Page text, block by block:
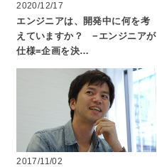
2020/12/17
エンジニアは、開発中に何を考
えていますか？ −エンジニアが
仕様=企画を決…
2017/11/02